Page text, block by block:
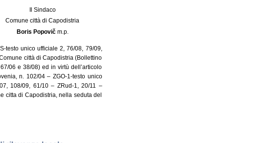
Il Sindaco
Comune città di Capodistria
Boris Popovič m.p.
testo unico ufficiale 2, 76/08, 79/09,
città di Capodistria (Bollettino
06 e 38/08) ed in virtù dell’articolo
n. 102/04 – ZGO-1-testo unico
108/09, 61/10 – ZRud-1, 20/11 –
citta di Capodistria, nella seduta del